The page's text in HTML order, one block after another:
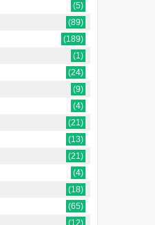
(5)
(89)
(189)
(1)
(24)
(9)
(4)
(21)
(13)
(21)
(4)
(18)
(65)